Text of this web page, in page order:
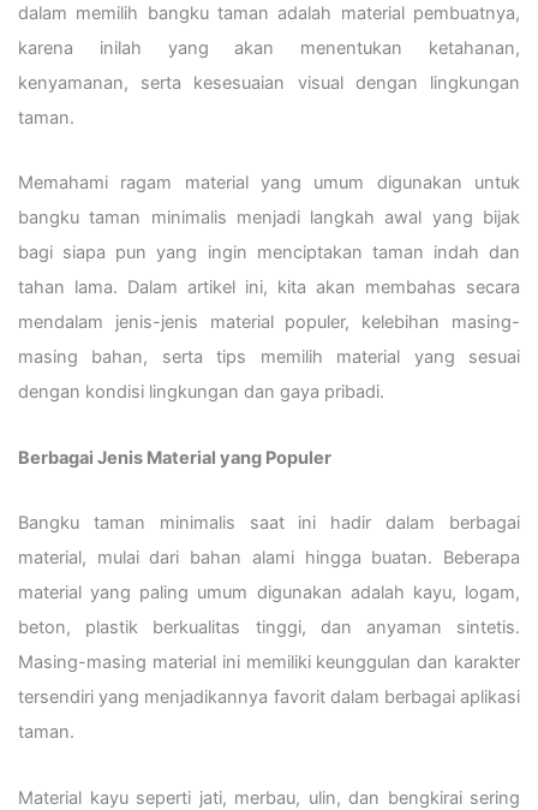
dalam memilih bangku taman adalah material pembuatnya,
karena inilah yang akan menentukan ketahanan,
kenyamanan, serta kesesuaian visual dengan lingkungan
taman.
Memahami ragam material yang umum digunakan untuk
bangku taman minimalis menjadi langkah awal yang bijak
bagi siapa pun yang ingin menciptakan taman indah dan
tahan lama. Dalam artikel ini, kita akan membahas secara
mendalam jenis-jenis material populer, kelebihan masing-
masing bahan, serta tips memilih material yang sesuai
dengan kondisi lingkungan dan gaya pribadi.
Berbagai Jenis Material yang Populer
Bangku taman minimalis saat ini hadir dalam berbagai
material, mulai dari bahan alami hingga buatan. Beberapa
material yang paling umum digunakan adalah kayu, logam,
beton, plastik berkualitas tinggi, dan anyaman sintetis.
Masing-masing material ini memiliki keunggulan dan karakter
tersendiri yang menjadikannya favorit dalam berbagai aplikasi
taman.
Material kayu seperti jati, merbau, ulin, dan bengkirai sering